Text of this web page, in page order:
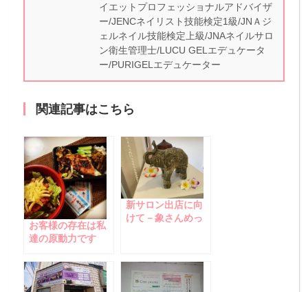
イエットプロフェッショナルアドバイザ
ー/JENCネイリスト技能検定1級/JNＡジ
ェルネイル技能検定上級/JNAネイルサロ
ン衛生管理士/LUCU GELエデュケータ
ー/PURIGELエデュケーター
関連記事はこちら
お客様の存在は私
達の原動力です
新サロン出店に向
けて－象さんめっ